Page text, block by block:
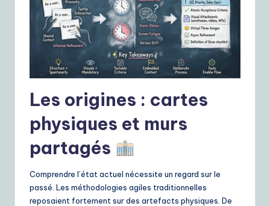
lu
o
Les origines : cartes
physiques et murs
partagés
Comprendre l’état actuel nécessite un regard sur le
passé. Les méthodologies agiles traditionnelles
reposaient fortement sur des artefacts physiques. De